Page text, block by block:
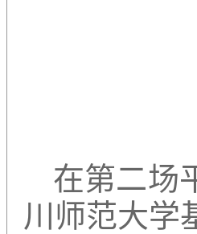
在第二场
川师范大学